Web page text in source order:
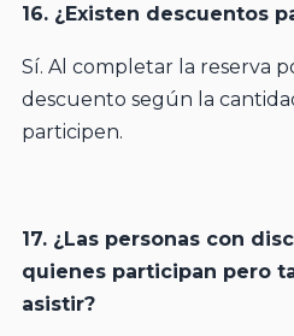
16. ¿Existen descuentos
Sí. Al completar la reserva
descuento según la
participen.
17. ¿Las personas con
quienes participan pero
asistir?